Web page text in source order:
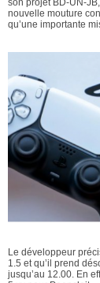
son projet BD-UN-
nouvelle mouture
qu’une importante
Le développeur
1.5 et qu’il prend
jusqu’au 12.00. En